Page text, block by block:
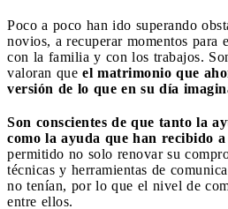
Poco a poco han ido superando
novios, a recuperar momentos para
con la familia y con los trabajos.
valoran que el matrimonio que
versión de lo que en su día
Son conscientes de que tanto la
como la ayuda que han recibido
permitido no solo renovar su
técnicas y herramientas de
no tenían, por lo que el nivel de
entre ellos.